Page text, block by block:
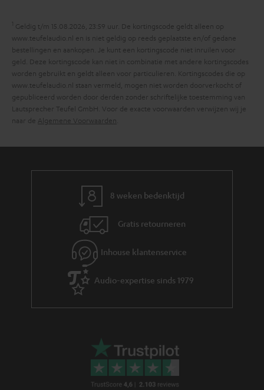
r
m
a
t
i
e
1 Geldig t/m 15.08.2026, 23:59 uur. De kortingscode geldt alleen op
www.teufelaudio.nl en is niet geldig op reeds geplaatste en/of gedane
bestellingen en aankopen. Je kunt een kortingscode niet inruilen voor
geld. Deze kortingscode kan niet in combinatie met andere kortingscodes
worden gebruikt en geldt alleen voor particulieren. Kortingscodes die op
www.teufelaudio.nl staan vermeld, mogen niet worden doorverkocht of
gepubliceerd worden door derden zonder schriftelijke toestemming van
Lautsprecher Teufel GmbH. Voor de exacte voorwaarden verwijzen wij je
naar de Algemene Voorwaarden
8 weken bedenktijd
Gratis retourneren
Inhouse klantenservice
Audio-expertise sinds 1979